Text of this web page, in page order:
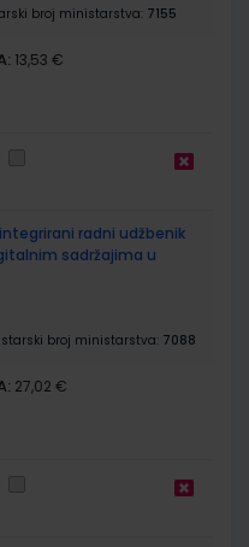
broj ministarstva: 7155
13,53 €
integrirani radni udžbenik
sadržajima u
broj ministarstva: 7088
27,02 €